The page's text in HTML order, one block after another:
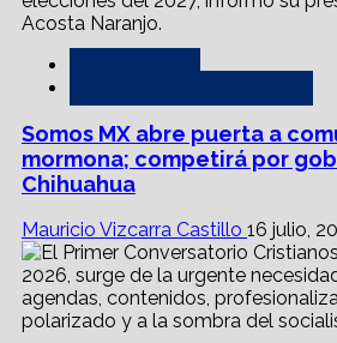
Somos MX abre puerta a
mormona; competirá por
Chihuahua
Mauricio Vizcarra Castillo 16 julio,